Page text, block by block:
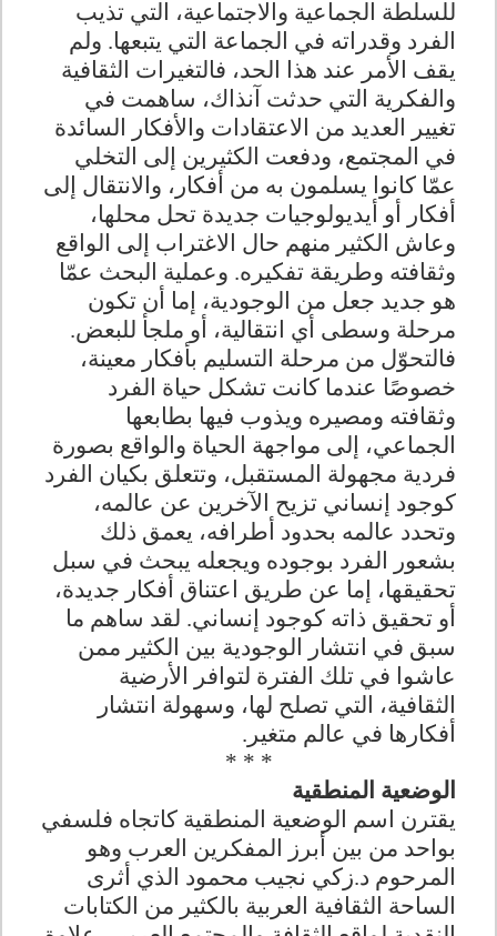
للسلطة الجماعية والاجتماعية، التي تذيب
الفرد وقدراته في الجماعة التي يتبعها. ولم
يقف الأمر عند هذا الحد، فالتغيرات الثقافية
والفكرية التي حدثت آنذاك، ساهمت في
تغيير العديد من الاعتقادات والأفكار السائدة
في المجتمع، ودفعت الكثيرين إلى التخلي
عمّا كانوا يسلمون به من أفكار، والانتقال إلى
أفكار أو أيديولوجيات جديدة تحل محلها،
وعاش الكثير منهم حال الاغتراب إلى الواقع
وثقافته وطريقة تفكيره. وعملية البحث عمّا
هو جديد جعل من الوجودية، إما أن تكون
مرحلة وسطى أي انتقالية، أو ملجأ للبعض.
فالتحوّل من مرحلة التسليم بأفكار معينة،
خصوصًا عندما كانت تشكل حياة الفرد
وثقافته ومصيره ويذوب فيها بطابعها
الجماعي، إلى مواجهة الحياة والواقع بصورة
فردية مجهولة المستقبل، وتتعلق بكيان الفرد
كوجود إنساني تزيح الآخرين عن عالمه،
وتحدد عالمه بحدود أطرافه، يعمق ذلك
بشعور الفرد بوجوده ويجعله يبحث في سبل
تحقيقها، إما عن طريق اعتناق أفكار جديدة،
أو تحقيق ذاته كوجود إنساني. لقد ساهم ما
سبق في انتشار الوجودية بين الكثير ممن
عاشوا في تلك الفترة لتوافر الأرضية
الثقافية، التي تصلح لها، وسهولة انتشار
أفكارها في عالم متغير.
* * *
الوضعية المنطقية
يقترن اسم الوضعية المنطقية كاتجاه فلسفي
بواحد من بين أبرز المفكرين العرب وهو
المرحوم د.زكي نجيب محمود الذي أثرى
الساحة الثقافية العربية بالكثير من الكتابات